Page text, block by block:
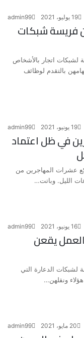
admin99 19 يوليو، 2021
فريسة شبكات
اتجار بالأشخاص
بالتقدم لوظائف
admin99 19 يونيو، 2021
في ظل اعتماد
عشرات المهاجرين من
الليل. وباتت…
admin99 16 يونيو، 2021
يقعن
لشبكات الدعارة التي
ونقلهن…
admin99 20 مايو، 2021